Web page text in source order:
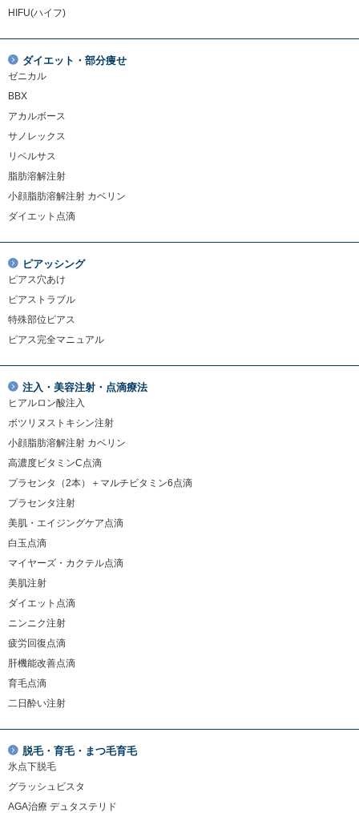
HIFU(ハイフ)
ダイエット・部分痩せ
ゼニカル
BBX
アカルボース
サノレックス
リベルサス
脂肪溶解注射
小顔脂肪溶解注射 カベリン
ダイエット点滴
ピアッシング
ピアス穴あけ
ピアストラブル
特殊部位ピアス
ピアス完全マニュアル
注入・美容注射・点滴療法
ヒアルロン酸注入
ボツリヌストキシン注射
小顔脂肪溶解注射 カベリン
高濃度ビタミンC点滴
プラセンタ（2本）＋マルチビタミン6点滴
プラセンタ注射
美肌・エイジングケア点滴
白玉点滴
マイヤーズ・カクテル点滴
美肌注射
ダイエット点滴
ニンニク注射
疲労回復点滴
肝機能改善点滴
育毛点滴
二日酔い注射
脱毛・育毛・まつ毛育毛
氷点下脱毛
グラッシュビスタ
AGA治療 デュタステリド